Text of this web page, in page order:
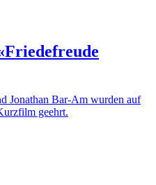
Jonathan Bar-Am wurden auf
geehrt.